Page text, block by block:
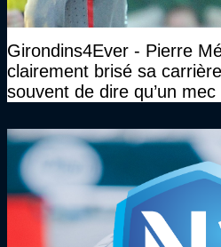
Girondins4Ever - Pierre
clairement brisé sa
souvent de dire qu’un